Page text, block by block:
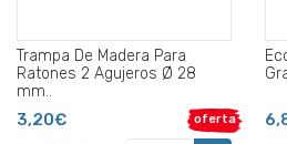
Trampa De Madera Para
Ratones 2 Agujeros Ø 28
mm..
oferta
3,20€